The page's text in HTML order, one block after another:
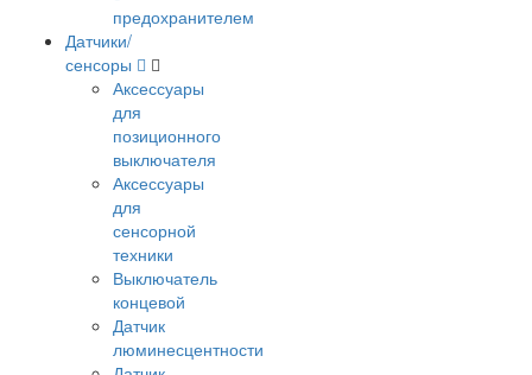
предохранителем
Датчики/
сенсоры
Аксессуары
для
позиционного
выключателя
Аксессуары
для
сенсорной
техники
Выключатель
концевой
Датчик
люминесцентности